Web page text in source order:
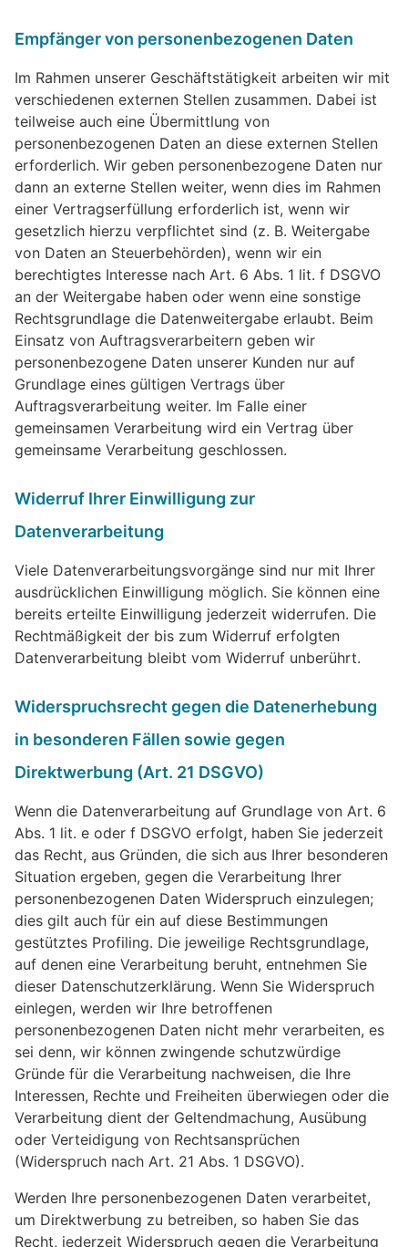
Empfänger von personenbezogenen Daten
Im Rahmen unserer Geschäftstätigkeit arbeiten wir mit
verschiedenen externen Stellen zusammen. Dabei ist
teilweise auch eine Übermittlung von
personenbezogenen Daten an diese externen Stellen
erforderlich. Wir geben personenbezogene Daten nur
dann an externe Stellen weiter, wenn dies im Rahmen
einer Vertragserfüllung erforderlich ist, wenn wir
gesetzlich hierzu verpflichtet sind (z. B. Weitergabe
von Daten an Steuerbehörden), wenn wir ein
berechtigtes Interesse nach Art. 6 Abs. 1 lit. f DSGVO
an der Weitergabe haben oder wenn eine sonstige
Rechtsgrundlage die Datenweitergabe erlaubt. Beim
Einsatz von Auftragsverarbeitern geben wir
personenbezogene Daten unserer Kunden nur auf
Grundlage eines gültigen Vertrags über
Auftragsverarbeitung weiter. Im Falle einer
gemeinsamen Verarbeitung wird ein Vertrag über
gemeinsame Verarbeitung geschlossen.
Widerruf Ihrer Einwilligung zur
Datenverarbeitung
Viele Datenverarbeitungsvorgänge sind nur mit Ihrer
ausdrücklichen Einwilligung möglich. Sie können eine
bereits erteilte Einwilligung jederzeit widerrufen. Die
Rechtmäßigkeit der bis zum Widerruf erfolgten
Datenverarbeitung bleibt vom Widerruf unberührt.
Widerspruchsrecht gegen die Datenerhebung
in besonderen Fällen sowie gegen
Direktwerbung (Art. 21 DSGVO)
Wenn die Datenverarbeitung auf Grundlage von Art. 6
Abs. 1 lit. e oder f DSGVO erfolgt, haben Sie jederzeit
das Recht, aus Gründen, die sich aus Ihrer besonderen
Situation ergeben, gegen die Verarbeitung Ihrer
personenbezogenen Daten Widerspruch einzulegen;
dies gilt auch für ein auf diese Bestimmungen
gestütztes Profiling. Die jeweilige Rechtsgrundlage,
auf denen eine Verarbeitung beruht, entnehmen Sie
dieser Datenschutzerklärung. Wenn Sie Widerspruch
einlegen, werden wir Ihre betroffenen
personenbezogenen Daten nicht mehr verarbeiten, es
sei denn, wir können zwingende schutzwürdige
Gründe für die Verarbeitung nachweisen, die Ihre
Interessen, Rechte und Freiheiten überwiegen oder die
Verarbeitung dient der Geltendmachung, Ausübung
oder Verteidigung von Rechtsansprüchen
(Widerspruch nach Art. 21 Abs. 1 DSGVO).
Werden Ihre personenbezogenen Daten verarbeitet,
um Direktwerbung zu betreiben, so haben Sie das
Recht, jederzeit Widerspruch gegen die Verarbeitung